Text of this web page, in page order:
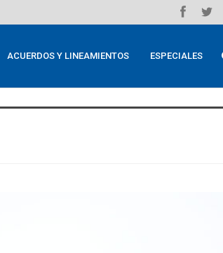
ACUERDOS Y LINEAMIENTOS ESPECIALES